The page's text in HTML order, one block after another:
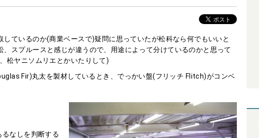
しているのか(商業ベースで)疑問に思っていたが松科なら何でもいいと
、スプルースと感じが違うので、用途によって分けているのかと思って
松ヤニソムリエとかいたりして)
Fir)丸太を製材しているとき、でっかい盤(フリッチ Flitch)がコンベ
なしを判断する